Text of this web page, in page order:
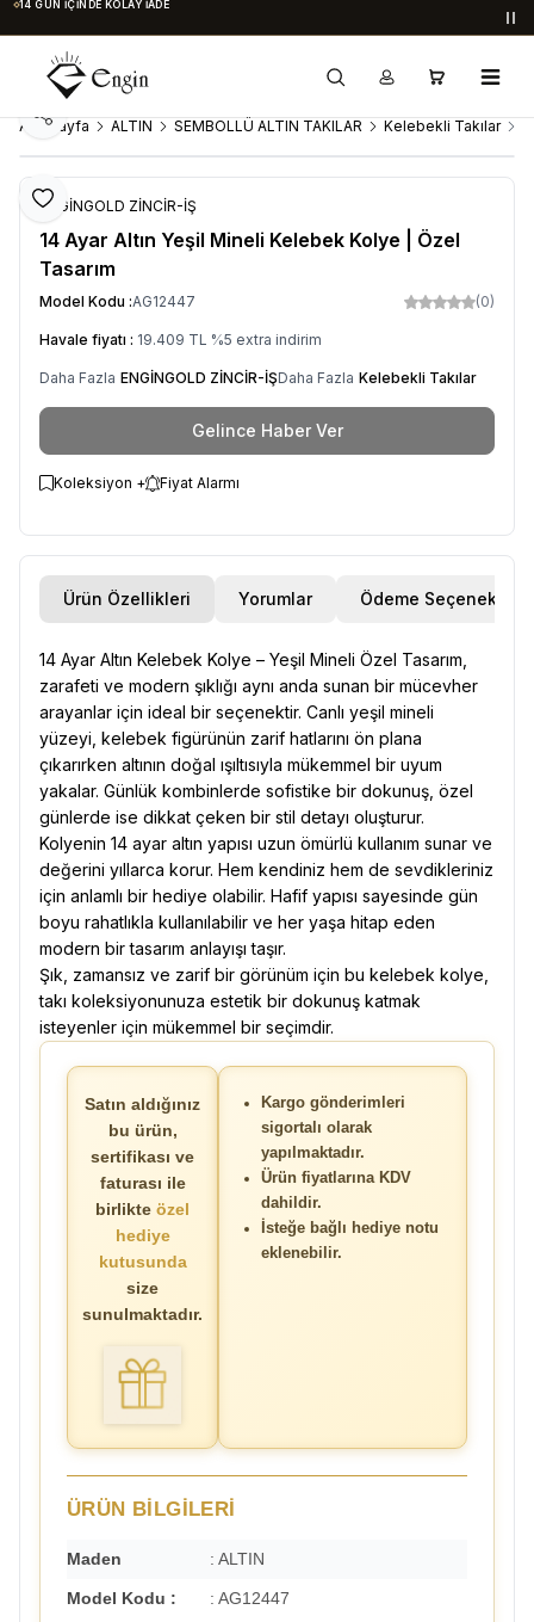
14 GÜN İÇINDE KOLAY İADE
Ana Sayfa ALTIN SEMBOLLÜ ALTIN TAKILAR Kelebekli Takılar
Favoriye Ekle
Paylaş
ENGİNGOLD ZİNCİR-İŞ
14 Ayar Altın Yeşil Mineli Kelebek Kolye | Özel
Tasarım
Model Kodu :AG12447 (0)
Havale fiyatı : 19.409 TL %5 extra indirim
Daha Fazla ENGİNGOLD ZİNCİR-İŞDaha Fazla Kelebekli Takılar
Gelince Haber Ver
Koleksiyon + Fiyat Alarmı
Ürün Özellikleri Yorumlar Ödeme Seçenekleri
14 Ayar Altın Kelebek Kolye – Yeşil Mineli Özel Tasarım,
zarafeti ve modern şıklığı aynı anda sunan bir mücevher
arayanlar için ideal bir seçenektir. Canlı yeşil mineli
yüzeyi, kelebek figürünün zarif hatlarını ön plana
çıkarırken altının doğal ışıltısıyla mükemmel bir uyum
yakalar. Günlük kombinlerde sofistike bir dokunuş, özel
günlerde ise dikkat çeken bir stil detayı oluşturur.
Kolyenin 14 ayar altın yapısı uzun ömürlü kullanım sunar ve
değerini yıllarca korur. Hem kendiniz hem de sevdikleriniz
için anlamlı bir hediye olabilir. Hafif yapısı sayesinde gün
boyu rahatlıkla kullanılabilir ve her yaşa hitap eden
modern bir tasarım anlayışı taşır.
Şık, zamansız ve zarif bir görünüm için bu kelebek kolye,
takı koleksiyonunuza estetik bir dokunuş katmak
isteyenler için mükemmel bir seçimdir.
Satın aldığınız
bu ürün,
sertifikası ve
faturası ile
birlikte özel
hediye
kutusunda
size
sunulmaktadır.
Kargo gönderimleri
sigortalı olarak
yapılmaktadır.
Ürün fiyatlarına KDV
dahildir.
İsteğe bağlı hediye notu
eklenebilir.
ÜRÜN BİLGİLERİ
Maden : ALTIN
Model Kodu : : AG12447